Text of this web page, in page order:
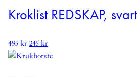
var:
285 kr. 139 kr.
Kroklist REDSKAP, svart
495krDet
ursprungliga
245krDet
nuvarande